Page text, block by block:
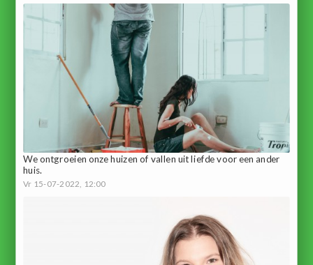
We ontgroeien onze huizen of vallen uit liefde voor een ander
huis.
Vr 15-07-2022, 12:00